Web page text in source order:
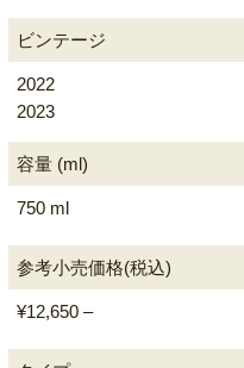
ビンテージ
2022
2023
容量 (ml)
750 ml
参考小売価格(税込)
¥12,650 –